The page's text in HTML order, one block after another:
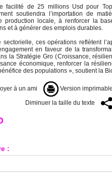
facilité de 25 millions Usd pour
soutiendra l’importation de
production locale, à renforcer la
et à générer des emplois durables.
ces opérations reflètent
en faveur de la
la Stratégie Gro (Croissance,
économique, renforcer la
des populations », soutient la
à un ami Version imprimable
Diminuer la taille du texte
: